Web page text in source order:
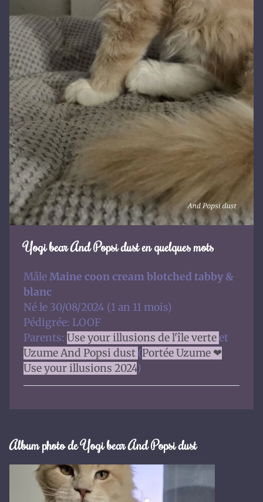
Yogi bear And Popsi dust en quelques mots
MâleMaine coon cream blotched tabby &
blanc
Né le 30/08/2024 (1 an 11 mois)
Pédigrée: LOOF
Parents: Use your illusions de l'île verteet
Uzume And Popsi dust (Portée Uzume ❤
Use your illusions 2024)
Album photo de Yogi bear And Popsi dust